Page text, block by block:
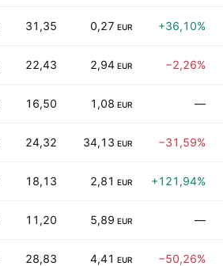
31,35 0,27 EUR +36,10%
22,43 2,94 EUR −2,26%
16,50 1,08 EUR —
24,32 34,13 EUR −31,59%
18,13 2,81 EUR +121,94%
11,20 5,89 EUR —
28,83 4,41 EUR −50,26%